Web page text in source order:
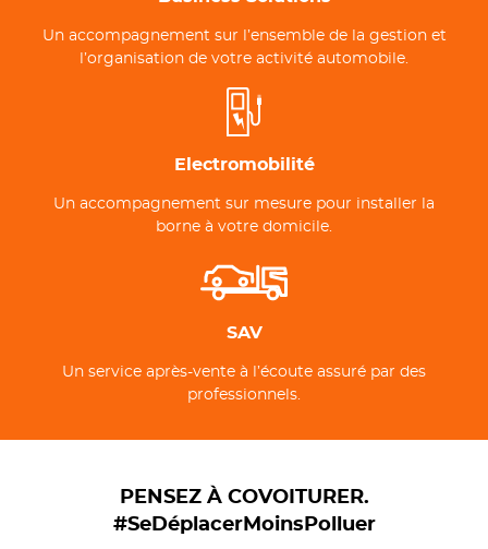
Un accompagnement sur l’ensemble de la gestion et
l’organisation de votre activité automobile.
Electromobilité
Un accompagnement sur mesure pour installer la
borne à votre domicile.
SAV
Un service après-vente à l’écoute assuré par des
professionnels.
PENSEZ À COVOITURER.
#SeDéplacerMoinsPolluer